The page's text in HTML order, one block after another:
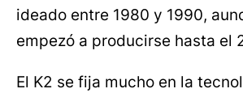
ideado entre 1980 y 1990,
empezó a producirse hasta el
El K2 se fija mucho en la